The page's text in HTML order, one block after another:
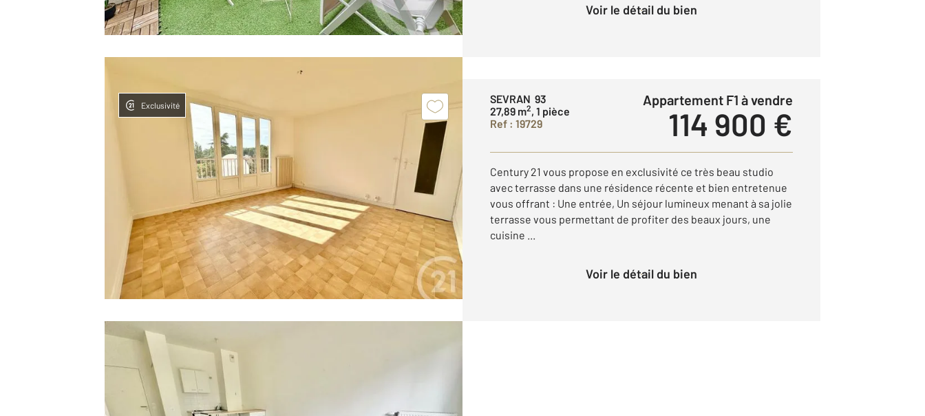
Voir le détail du bien
Exclusivité
SEVRAN 93
27,89 m2, 1 pièce
Ref : 19729
Appartement F1 à vendre
114 900 €
Century 21 vous propose en exclusivité ce très beau studio
avec terrasse dans une résidence récente et bien entretenue
vous offrant : Une entrée, Un séjour lumineux menant à sa jolie
terrasse vous permettant de profiter des beaux jours, une
cuisine ...
Voir le détail du bien